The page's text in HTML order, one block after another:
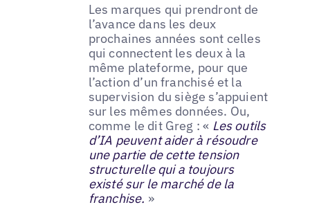
Les marques qui prendront de
l’avance dans les deux
prochaines années sont celles
qui connectent les deux à la
même plateforme, pour que
l’action d’un franchisé et la
supervision du siège s’appuient
sur les mêmes données. Ou,
comme le dit Greg : « Les outils
d’IA peuvent aider à résoudre
une partie de cette tension
structurelle qui a toujours
existé sur le marché de la
franchise. »